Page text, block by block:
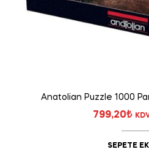
Anatolian Puzzle 1000
799,20₺
SEPETE